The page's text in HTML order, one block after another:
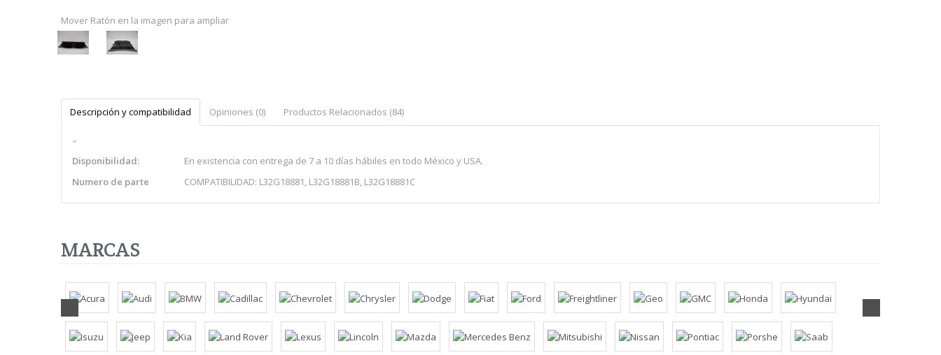
Mover Ratón en la imagen para ampliar
Descripción y compatibilidad Opiniones (0) Productos Relacionados (84)
"
Disponibilidad:
En existencia con entrega de 7 a 10 días hábiles en todo México y USA.
Numero de parte
COMPATIBILIDAD: L32G18881, L32G18881B, L32G18881C
MARCAS